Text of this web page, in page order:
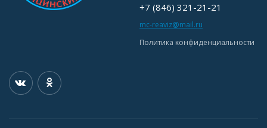
+7 (846) 321-21-21
mc-reaviz@mail.ru
Политика конфиденциальности